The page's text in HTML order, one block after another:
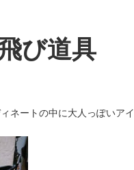
び道具
ネートの中に大人っぽいア